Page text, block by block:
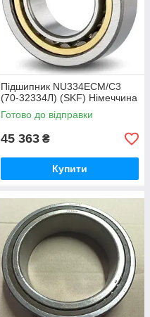
Підшипник NU334ECM/C3
(70-32334Л) (SKF) Німеччина
Готово до відправки
45 363 ₴
Купити